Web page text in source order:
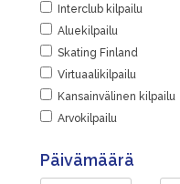
Interclub kilpailu
Aluekilpailu
Skating Finland
Virtuaalikilpailu
Kansainvälinen kilpailu
Arvokilpailu
Päivämäärä